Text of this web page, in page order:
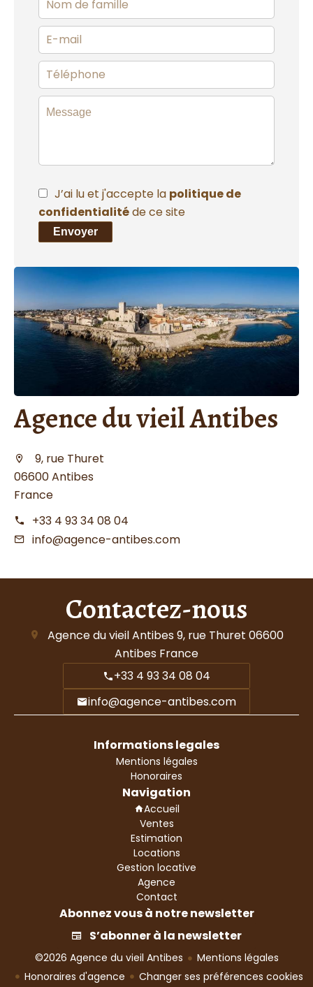
J’ai lu et j'accepte la politique de
confidentialitéde ce site
Envoyer
Agence du vieil Antibes
9, rue Thuret
06600 Antibes
France
+33 4 93 34 08 04
info@agence-antibes.com
Contactez-nous
Agence du vieil Antibes 9, rue Thuret 06600
Antibes France
+33 4 93 34 08 04
info@agence-antibes.com
Informations legales
Mentions légales
Honoraires
Navigation
Accueil
Ventes
Estimation
Locations
Gestion locative
Agence
Contact
Abonnez vous à notre newsletter
S’abonner à la newsletter
©2026 Agence du vieil Antibes
Mentions légales
Honoraires d'agence
Changer ses préférences cookies